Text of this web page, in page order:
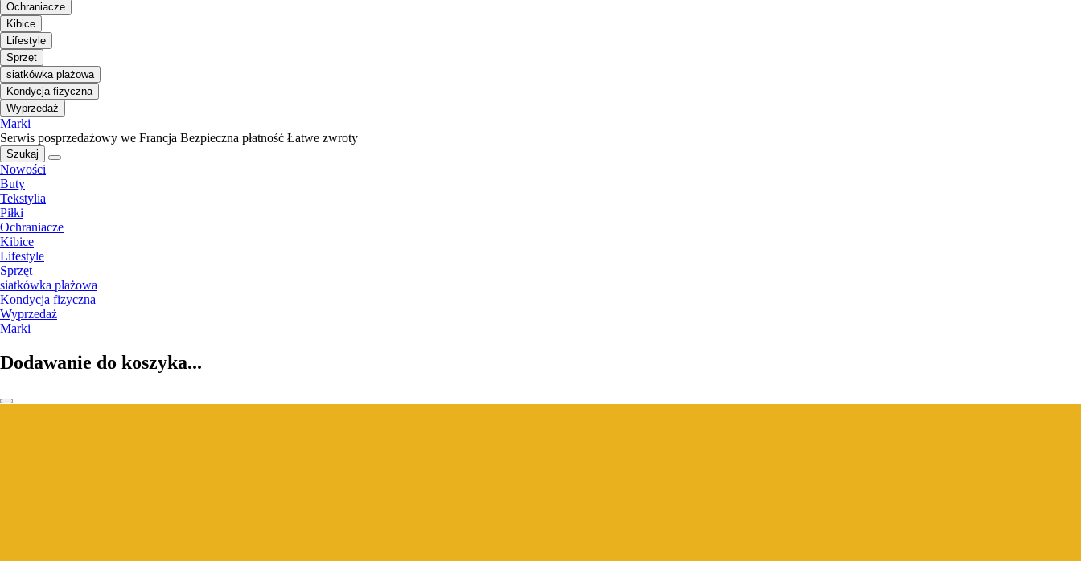
Ochraniacze
Kibice
Lifestyle
Sprzęt
siatkówka plażowa
Kondycja fizyczna
Wyprzedaż
Marki
Serwis posprzedażowy we Francja Bezpieczna płatność Łatwe zwroty
Szukaj
Nowości
Buty
Tekstylia
Piłki
Ochraniacze
Kibice
Lifestyle
Sprzęt
siatkówka plażowa
Kondycja fizyczna
Wyprzedaż
Marki
Dodawanie do koszyka...